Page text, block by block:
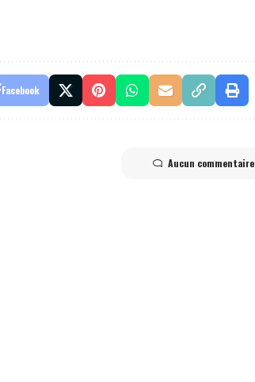
Facebook
Aucun commentaire